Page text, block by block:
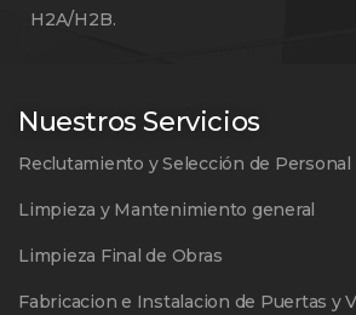
H2A/H2B.
Nuestros Servicios
Reclutamiento y Selección de Personal
Limpieza y Mantenimiento general
Limpieza Final de Obras
Fabricacion e Instalacion de Puertas y